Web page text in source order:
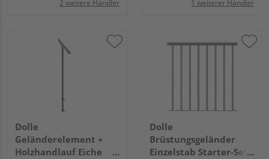
2 weitere Händler 1 weiterer Händler
Dolle
Geländerelement +
Holzhandlauf Eiche
Dolle
Brüstungsgeländer
Einzelstab Starter-Set -